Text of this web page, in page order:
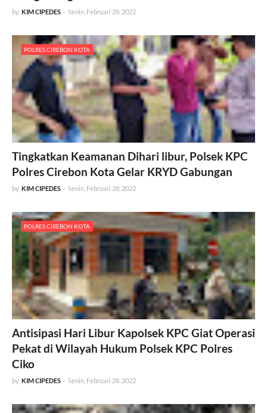
by KIM CIPEDES - Senin, Februari 28, 2022
POLRES CIREBON KOTA
Tingkatkan Keamanan Dihari libur, Polsek KPC
Polres Cirebon Kota Gelar KRYD Gabungan
by KIM CIPEDES - Senin, Februari 28, 2022
POLRES CIREBON KOTA
Antisipasi Hari Libur Kapolsek KPC Giat Operasi
Pekat di Wilayah Hukum Polsek KPC Polres
Ciko
by KIM CIPEDES - Senin, Februari 28, 2022